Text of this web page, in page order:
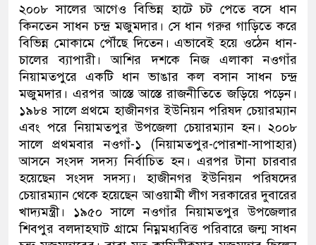
২০০৮ সালের আগেও বিভিন্ন হাটে চট পেতে বসে ধান
কিনতেন সাধন চন্দ্র মজুমদার। সে ধান গরুর গাড়িতে করে
বিভিন্ন মোকামে পৌঁছে দিতেন। এভাবেই হয়ে ওঠেন ধান-
চালের ব্যাপারী। আশির দশকে নিজ এলাকা নওগাঁর
নিয়ামতপুরে একটি ধান ভাঙার কল বসান সাধন চন্দ্র
মজুমদার। এরপর আস্তে আস্তে রাজনীতিতে জড়িয়ে পড়েন।
১৯৮৪ সালে প্রথমে হাজীনগর ইউনিয়ন পরিষদ চেয়ারম্যান
এবং পরে নিয়ামতপুর উপজেলা চেয়ারম্যান হন। ২০০৮
সালে প্রথমবার নওগাঁ-১ (নিয়ামতপুর-পোরশা-সাপাহার)
আসনে সংসদ সদস্য নির্বাচিত হন। এরপর টানা চারবার
হয়েছেন সংসদ সদস্য। হাজীনগর ইউনিয়ন পরিষদের
চেয়ারম্যান থেকে হয়েছেন আওয়ামী লীগ সরকারের দুবারের
খাদ্যমন্ত্রী। ১৯৫০ সালে নওগাঁর নিয়ামতপুর উপজেলার
শিবপুর বলদাহঘাট গ্রামে নিম্নমধ্যবিত্ত পরিবারে জন্ম সাধন